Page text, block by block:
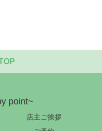
point~
店主ご挨拶